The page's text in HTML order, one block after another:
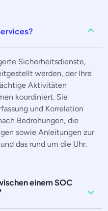
Sicherheitsdienste,
werden, der Ihre
Aktivitäten
koordiniert. Sie
und Korrelation
Bedrohungen, die
sowie Anleitungen zur
das rund um die Uhr.
einem SOC